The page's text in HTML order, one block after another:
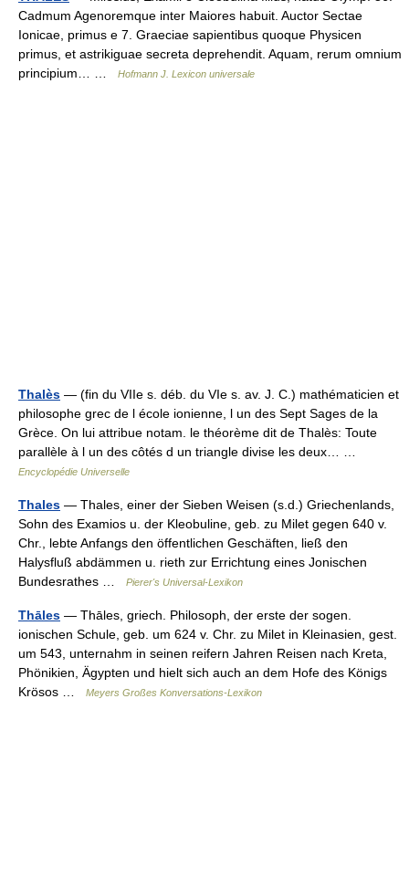
Cadmum Agenoremque inter Maiores habuit. Auctor Sectae
Ionicae, primus e 7. Graeciae sapientibus quoque Physicen
primus, et astrikiguae secreta deprehendit. Aquam, rerum omnium
principium… …
Hofmann J. Lexicon universale
Thalès — (fin du VIIe s. déb. du VIe s. av. J. C.) mathématicien et
philosophe grec de l école ionienne, l un des Sept Sages de la
Grèce. On lui attribue notam. le théorème dit de Thalès: Toute
parallèle à l un des côtés d un triangle divise les deux… …
Encyclopédie Universelle
Thales — Thales, einer der Sieben Weisen (s.d.) Griechenlands,
Sohn des Examios u. der Kleobuline, geb. zu Milet gegen 640 v.
Chr., lebte Anfangs den öffentlichen Geschäften, ließ den
Halysfluß abdämmen u. rieth zur Errichtung eines Jonischen
Bundesrathes …
Pierer's Universal-Lexikon
Thāles — Thāles, griech. Philosoph, der erste der sogen.
ionischen Schule, geb. um 624 v. Chr. zu Milet in Kleinasien, gest.
um 543, unternahm in seinen reifern Jahren Reisen nach Kreta,
Phönikien, Ägypten und hielt sich auch an dem Hofe des Königs
Krösos …
Meyers Großes Konversations-Lexikon